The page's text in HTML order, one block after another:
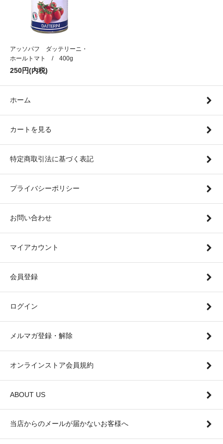
アッソパフ ダッテリーニ・
ホールトマト / 400g
250円(内税)
ホーム
カートを見る
特定商取引法に基づく表記
プライバシーポリシー
お問い合わせ
マイアカウント
会員登録
ログイン
メルマガ登録・解除
オンラインストア会員規約
ABOUT US
当店からのメールが届かないお客様へ